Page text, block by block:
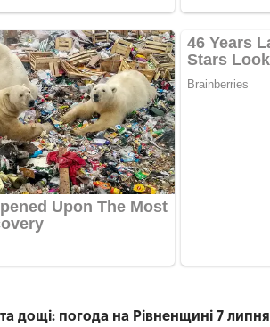
дощі: погода на Рівненщині 7 липня